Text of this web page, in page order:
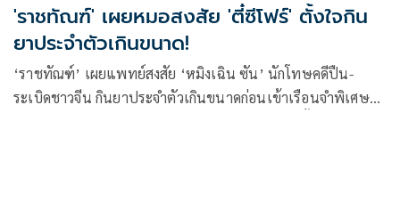
'ราชทัณฑ์' เผยหมอสงสัย 'ตี๋ซีโฟร์' ตั้งใจกิน
ยาประจำตัวเกินขนาด!
‘ราชทัณฑ์’ เผยแพทย์สงสัย ‘หมิงเฉิน ซัน’ นักโทษคดีปืน-
ระเบิดชาวจีน กินยาประจำตัวเกินขนาดก่อนเข้าเรือนจำพิเศษ